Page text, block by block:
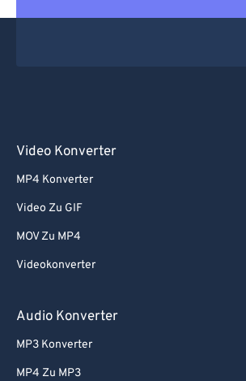
Video Konverter
MP4 Konverter
Video Zu GIF
MOV Zu MP4
Videokonverter
Audio Konverter
MP3 Konverter
MP4 Zu MP3